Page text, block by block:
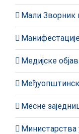
Мали Зворник
Медијске
Месне
Министарства